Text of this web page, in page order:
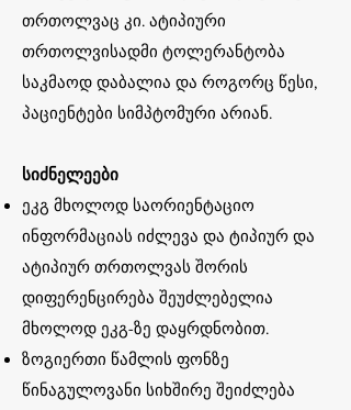
თრთოლვაც კი. ატიპიური
თრთოლვისადმი ტოლერანტობა
საკმაოდ დაბალია და როგორც წესი,
პაციენტები სიმპტომური არიან.
სიძნელეები
ეკგ მხოლოდ საორიენტაციო
ინფორმაციას იძლევა და ტიპიურ და
ატიპიურ თრთოლვას შორის
დიფერენცირება შეუძლებელია
მხოლოდ ეკგ-ზე დაყრდნობით.
ზოგიერთი წამლის ფონზე
წინაგულოვანი სიხშირე შეიძლება